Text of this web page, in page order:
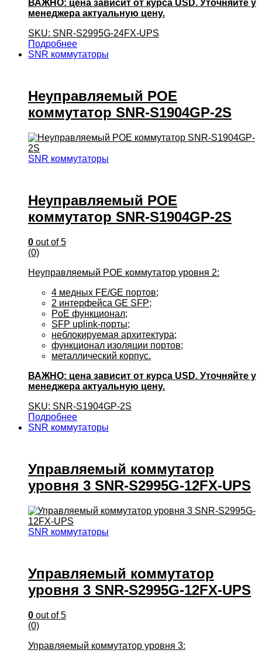
ВАЖНО: цена зависит от курса USD. Уточняйте у
менеджера актуальную цену.
SKU: SNR-S2995G-24FX-UPS
Подробнее
SNR коммутаторы
Неуправляемый POE
коммутатор SNR-S1904GP-2S
SNR коммутаторы
Неуправляемый POE
коммутатор SNR-S1904GP-2S
0 out of 5
(0)
Неуправляемый POE коммутатор уровня 2:
4 медных FE/GE портов;
2 интерфейса GE SFP;
PoE функционал;
SFP uplink-порты;
неблокируемая архитектура;
функционал изоляции портов;
металлический корпус.
ВАЖНО: цена зависит от курса USD. Уточняйте у
менеджера актуальную цену.
SKU: SNR-S1904GP-2S
Подробнее
SNR коммутаторы
Управляемый коммутатор
уровня 3 SNR-S2995G-12FX-UPS
SNR коммутаторы
Управляемый коммутатор
уровня 3 SNR-S2995G-12FX-UPS
0 out of 5
(0)
Управляемый коммутатор уровня 3: